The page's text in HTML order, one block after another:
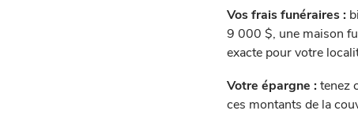
Vos frais funéraires :
9 000 $, une maison
exacte pour votre
Votre épargne :tenez
ces montants de la